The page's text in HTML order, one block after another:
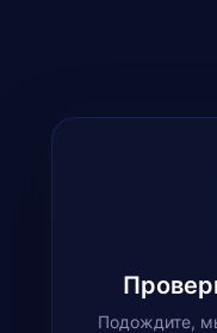
Подождите,